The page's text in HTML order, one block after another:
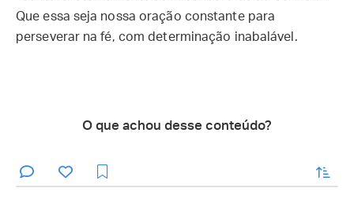
Que essa seja nossa oração constante para
perseverar na fé, com determinação inabalável.
O que achou desse conteúdo?
enviar